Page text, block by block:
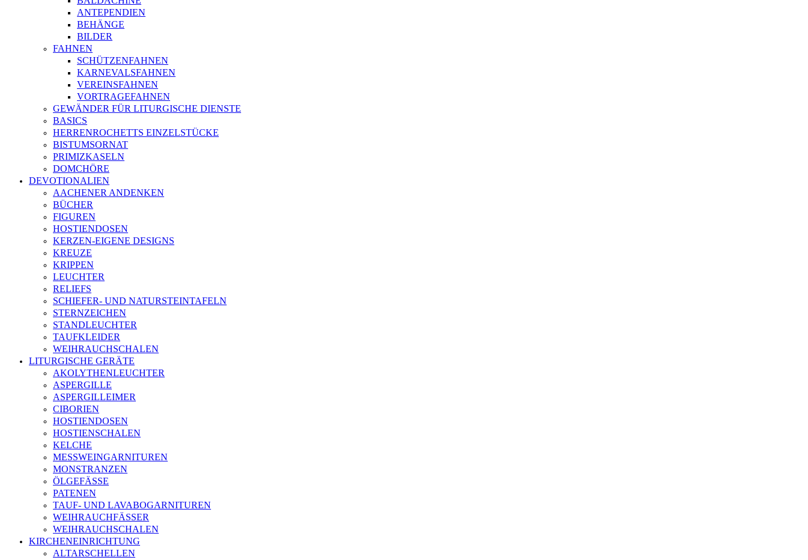
ANTEPENDIEN
BEHÄNGE
BILDER
FAHNEN
SCHÜTZENFAHNEN
KARNEVALSFAHNEN
VEREINSFAHNEN
VORTRAGEFAHNEN
GEWÄNDER FÜR LITURGISCHE DIENSTE
BASICS
HERRENROCHETTS EINZELSTÜCKE
BISTUMSORNAT
PRIMIZKASELN
DOMCHÖRE
DEVOTIONALIEN
AACHENER ANDENKEN
BÜCHER
FIGUREN
HOSTIENDOSEN
KERZEN-EIGENE DESIGNS
KREUZE
KRIPPEN
LEUCHTER
RELIEFS
SCHIEFER- UND NATURSTEINTAFELN
STERNZEICHEN
STANDLEUCHTER
TAUFKLEIDER
WEIHRAUCHSCHALEN
LITURGISCHE GERÄTE
AKOLYTHENLEUCHTER
ASPERGILLE
ASPERGILLEIMER
CIBORIEN
HOSTIENDOSEN
HOSTIENSCHALEN
KELCHE
MESSWEINGARNITUREN
MONSTRANZEN
ÖLGEFÄSSE
PATENEN
TAUF- UND LAVABOGARNITUREN
WEIHRAUCHFÄSSER
WEIHRAUCHSCHALEN
KIRCHENEINRICHTUNG
ALTARSCHELLEN